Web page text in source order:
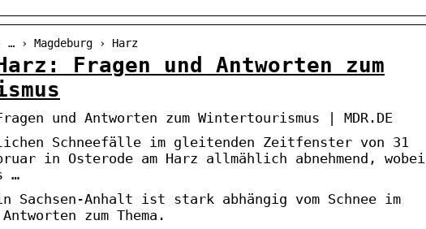
› Magdeburg › Harz
Fragen und Antworten zum
und Antworten zum Wintertourismus | MDR.DE
Schneefälle im gleitenden Zeitfenster von 31
in Osterode am Harz allmählich abnehmend, wobei
…
Sachsen-Anhalt ist stark abhängig vom Schnee im
zum Thema.